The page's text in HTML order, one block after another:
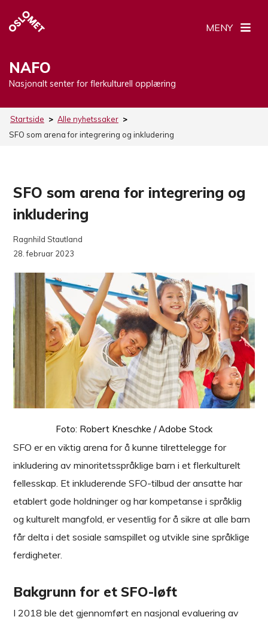
NAFO
Nasjonalt senter for flerkulturell opplæring
MENY
Startside > Alle nyhetssaker >
SFO som arena for integrering og inkludering
SFO som arena for integrering og
inkludering
Ragnhild Stautland
28. februar 2023
Foto: Robert Kneschke / Adobe Stock
SFO er en viktig arena for å kunne tilrettelegge for
inkludering av minoritetsspråklige barn i et flerkulturelt
fellesskap. Et inkluderende SFO-tilbud der ansatte har
etablert gode holdninger og har kompetanse i språklig
og kulturelt mangfold, er vesentlig for å sikre at alle barn
får delta i det sosiale samspillet og utvikle sine språklige
ferdigheter.
Bakgrunn for et SFO-løft
I 2018 ble det gjennomført en nasjonal evaluering av